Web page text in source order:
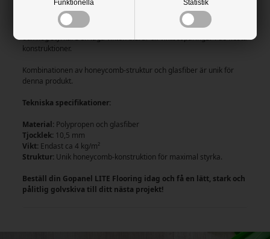
Funktionella Statistik
Gopanel LITE är ett kompositmaterial tillverkat av
glasfiberförstärkt termoplast, vilket ger skivan en extremt låg vikt
och hög styrka. Den låga vikten bidrar till viktbesparingar i de flesta
konstruktioner.
Kombinationen av honeycomb-struktur och glasfiber är unik för
denna produkt.
Tekniska specifikationer:
Material: Polypropen och glasfiber
Tjocklek: 10,5 mm
Vikt: Endast ca 4 kg/m²
Struktur: Unik honeycomb-konstruktion för maximal styrka.
Beställ din Gopanel LITE Flooring idag och få en lätt, stark och
pålitlig golvskiva till ditt nästa projekt!